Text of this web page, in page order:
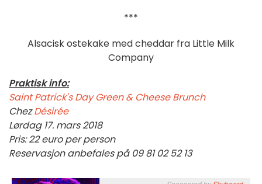
***
Alsacisk ostekake med cheddar fra Little Milk
Company
Praktisk info:
Saint Patrick's Day Green & Cheese Brunch
ChezDésirée
Lørdag 17. mars 2018
Pris: 22 euro per person
Reservasjon anbefales på 09 81 02 52 13